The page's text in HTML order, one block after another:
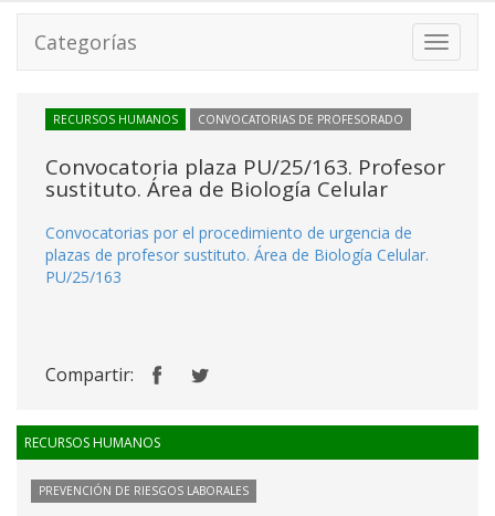
Toggle
Categorías
RECURSOS HUMANOS CONVOCATORIAS DE PROFESORADO
Convocatoria plaza PU/25/163. Profesor
sustituto. Área de Biología Celular
Convocatorias por el procedimiento de urgencia de
plazas de profesor sustituto. Área de Biología Celular.
PU/25/163
Compartir:
RECURSOS HUMANOS
PREVENCIÓN DE RIESGOS LABORALES